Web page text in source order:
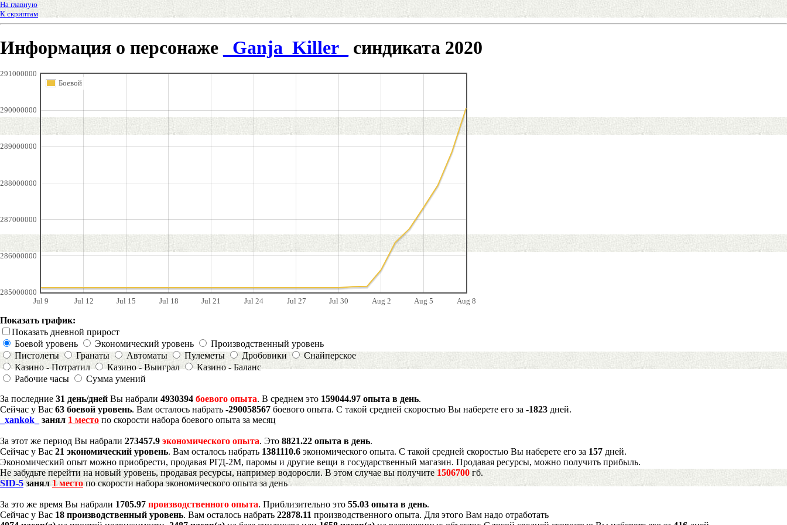
На главную
К скриптам
Информация о персонаже _Ganja_Killer_ синдиката 2020
Jul 9 Jul 12 Jul 15 Jul 18 Jul 21 Jul 24 Jul 27 Jul 30 Aug 2 Aug 5 Aug 8
285000000
286000000
287000000
288000000
289000000
290000000
291000000
Боевой
Показать график:
Показать дневной прирост
Боевой уровень
Экономический уровень
Производственный уровень
Пистолеты
Гранаты Автоматы Пулеметы Дробовики
Снайперское
Казино - Потратил
Казино - Выиграл
Казино - Баланс
Рабочие часы
Сумма умений
За последние 31 день/дней Вы набрали 4930394 боевого опыта. В среднем это 159044.97 опыта в день.
Сейчас у Вас 63 боевой уровень. Вам осталось набрать -290058567 боевого опыта. С такой средней скоростью Вы наберете его за -1823 дней.
_xankok_
занял 1 место по скорости набора боевого опыта за месяц
За этот же период Вы набрали 273457.9 экономического опыта. Это 8821.22 опыта в день.
Сейчас у Вас 21 экономический уровень. Вам осталось набрать 1381110.6 экономического опыта. С такой средней скоростью Вы наберете его за 157 дней.
Экономический опыт можно приобрести, продавая РГД-2М, паромы и другие вещи в государственный магазин. Продавая ресурсы, можно получить прибыль.
Не забудьте перейти на новый уровень, продавая ресурсы, например водоросли. В этом случае вы получите 1506700 гб.
SID-5 занял 1 место по скорости набора экономического опыта за день
За это же время Вы набрали 1705.97 производственного опыта. Приблизительно это 55.03 опыта в день.
Сейчас у Вас 18 производственный уровень. Вам осталось набрать 22878.11 производственного опыта. Для этого Вам надо отработать